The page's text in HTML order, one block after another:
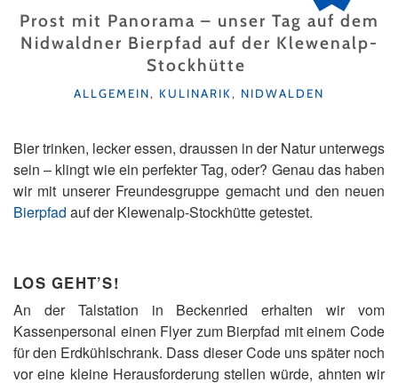
Prost mit Panorama – unser Tag auf dem
Nidwaldner Bierpfad auf der Klewenalp-
Stockhütte
KATEGORIEN
ALLGEMEIN, KULINARIK, NIDWALDEN
Bier trinken, lecker essen, draussen in der Natur unterwegs
sein – klingt wie ein perfekter Tag, oder? Genau das haben
wir mit unserer Freundesgruppe gemacht und den neuen
Bierpfad auf der Klewenalp-Stockhütte getestet.
LOS GEHT’S!
An der Talstation in Beckenried erhalten wir vom
Kassenpersonal einen Flyer zum Bierpfad mit einem Code
für den Erdkühlschrank. Dass dieser Code uns später noch
vor eine kleine Herausforderung stellen würde, ahnten wir